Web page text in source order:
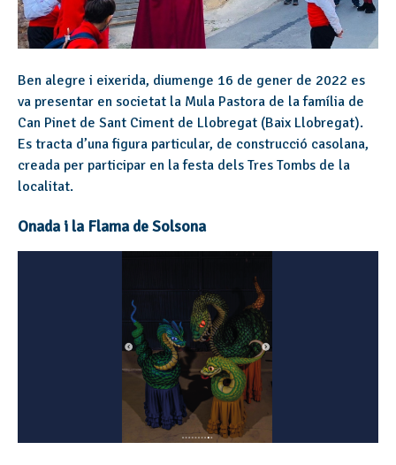
Ben alegre i eixerida, diumenge 16 de gener de 2022 es
va presentar en societat la Mula Pastora de la família de
Can Pinet de Sant Ciment de Llobregat (Baix Llobregat).
Es tracta d’una figura particular, de construcció casolana,
creada per participar en la festa dels Tres Tombs de la
localitat.
Onada i la Flama de Solsona